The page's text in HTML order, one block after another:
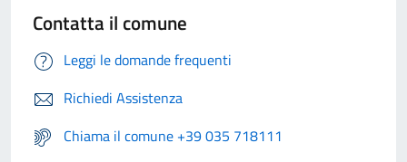
Contatta il comune
Leggi le domande frequenti
Richiedi Assistenza
Chiama il comune +39 035 718111